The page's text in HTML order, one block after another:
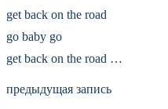
get back on the road
go baby go
get back on the road …
предыдущая запись